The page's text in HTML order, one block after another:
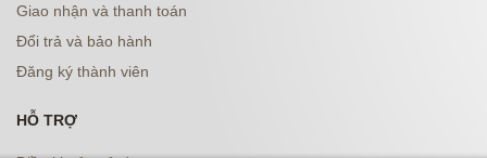
Giao nhận và thanh toán
Đổi trả và bảo hành
Đăng ký thành viên
HỖ TRỢ